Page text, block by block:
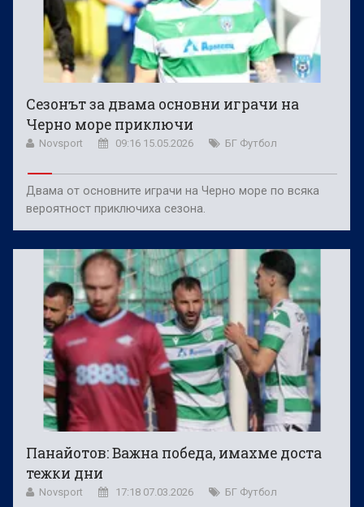
Сезонът за двама основни играчи на
Черно море приключи
Novsport 09:16 15.05.2026 БГ Футбол
Двама от основните играчи на Черно море по всяка
вероятност приключиха сезона.
Панайотов: Важна победа, имахме доста
тежки дни
Novsport 17:18 07.03.2026 БГ Футбол